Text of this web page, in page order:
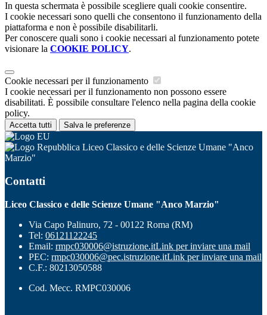
In questa schermata è possibile scegliere quali cookie consentire.
I cookie necessari sono quelli che consentono il funzionamento della
piattaforma e non è possibile disabilitarli.
Per conoscere quali sono i cookie necessari al funzionamento potete
visionare la COOKIE POLICY.
Cookie necessari per il funzionamento
I cookie necessari per il funzionamento non possono essere
disabilitati. È possibile consultare l'elenco nella pagina della cookie
policy.
Accetta tutti Salva le preferenze
Liceo Classico e delle Scienze Umane "Anco
Marzio"
Contatti
Liceo Classico e delle Scienze Umane "Anco Marzio"
Via Capo Palinuro, 72 - 00122 Roma (RM)
Tel: 06121122245
Email: rmpc030006@istruzione.itLink per inviare una mail
PEC: rmpc030006@pec.istruzione.itLink per inviare una mail
C.F.: 80213050588
Cod. Mecc. RMPC030006